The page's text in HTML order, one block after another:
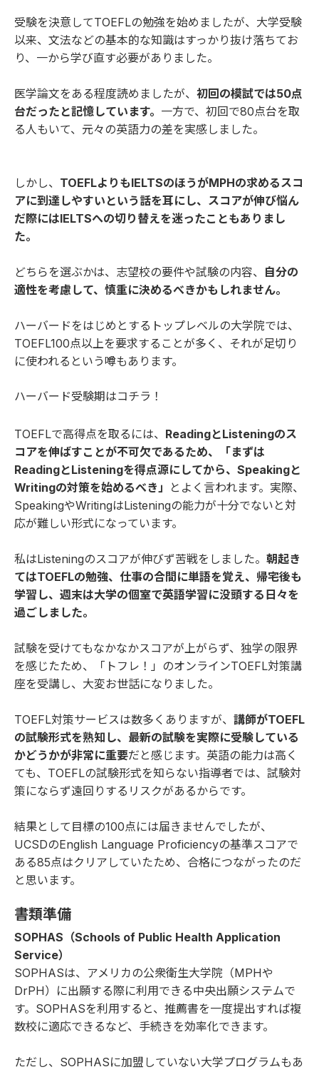
受験を決意してTOEFLの勉強を始めましたが、大学受験
以来、文法などの基本的な知識はすっかり抜け落ちてお
り、一から学び直す必要がありました。
医学論文をある程度読めましたが、 初回の模試では50点
台だったと記憶しています。 一方で、初回で80点台を取
る人もいて、元々の英語力の差を実感しました。
しかし、 TOEFLよりもIELTSのほうがMPHの求めるスコ
アに到達しやすいという話を耳にし、スコアが伸び悩ん
だ際にはIELTSへの切り替えを迷ったこともありまし
た。
どちらを選ぶかは、志望校の要件や試験の内容、 自分の
適性を考慮して、慎重に決めるべきかもしれません。
ハーバードをはじめとするトップレベルの大学院では、
TOEFL100点以上を要求することが多く、それが足切り
に使われるという噂もあります。
ハーバード受験期はコチラ ！
TOEFLで高得点を取るには、 ReadingとListeningのス
コアを伸ばすことが不可欠であるため、「まずは
ReadingとListeningを得点源にしてから、Speakingと
Writingの対策を始めるべき」
とよく言われます。実際、
SpeakingやWritingはListeningの能力が十分でないと対
応が難しい形式になっています。
私はListeningのスコアが伸びず苦戦をしました。 朝起き
てはTOEFLの勉強、仕事の合間に単語を覚え、帰宅後も
学習し、週末は大学の個室で英語学習に没頭する日々を
過ごしました。
試験を受けてもなかなかスコアが上がらず、独学の限界
を感じたため、「 トフレ！ 」のオンラインTOEFL対策講
座を受講し、大変お世話になりました。
TOEFL対策サービスは数多くありますが、 講師がTOEFL
の試験形式を熟知し、最新の試験を実際に受験している
かどうかが非常に重要だと感じます。英語の能力は高く
ても、TOEFLの試験形式を知らない指導者では、試験対
策にならず遠回りするリスクがあるからです。
結果として目標の100点には届きませんでしたが、
UCSDのEnglish Language Proficiencyの基準スコアで
ある85点はクリアしていたため、合格につながったのだ
と思います。
書類準備
SOPHAS（Schools of Public Health Application
Service）
SOPHASは、アメリカの公衆衛生大学院（MPHや
DrPH）に出願する際に利用できる中央出願システムで
す。SOPHASを利用すると、推薦書を一度提出すれば複
数校に適応できるなど、手続きを効率化できます。
ただし、SOPHASに加盟していない大学プログラムもあ